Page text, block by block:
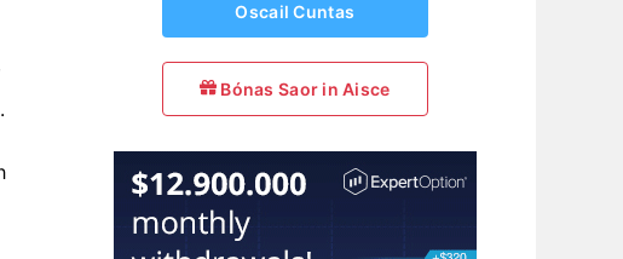
Oscail Cuntas
Bónas Saor in Aisce